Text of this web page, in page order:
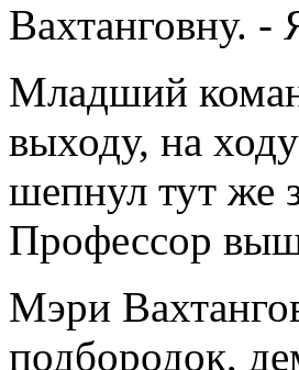
Вахтанговну. -
Младший
выходу, на
шепнул тут же
Профессор
Мэри
подбородок,